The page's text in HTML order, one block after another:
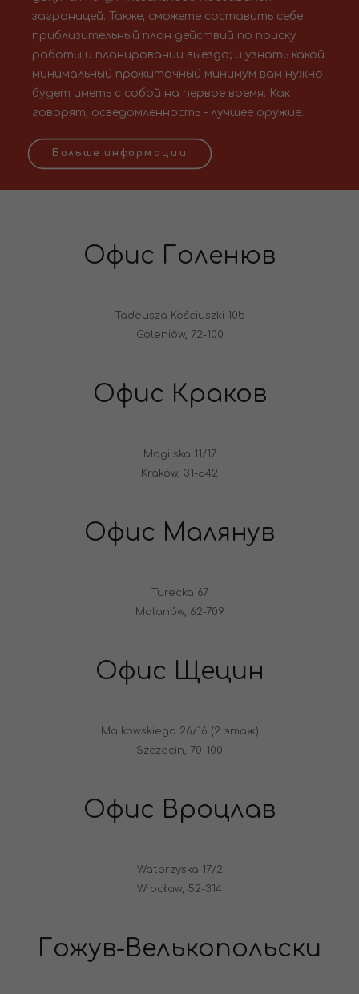
заграницей. Также, сможете составить себе
приблизительный план действий по поиску
работы и планировании выезда; и узнать какой
минимальный прожиточный минимум вам нужно
будет иметь с собой на первое время. Как
говорят, осведомленность - лучшее оружие.
Больше информации
Офис Голенюв
Tadeusza Kościuszki 10b
Goleniów, 72-100
Офис Краков
Mogilska 11/17
Kraków, 31-542
Офис Малянув
Turecka 67
Malanów, 62-709
Офис Щецин
Malkowskiego 26/16 (2 этаж)
Szczecin, 70-100
Офис Вроцлав
Watbrzyska 17/2
Wrocław, 52-314
Гожув-Велькопольски